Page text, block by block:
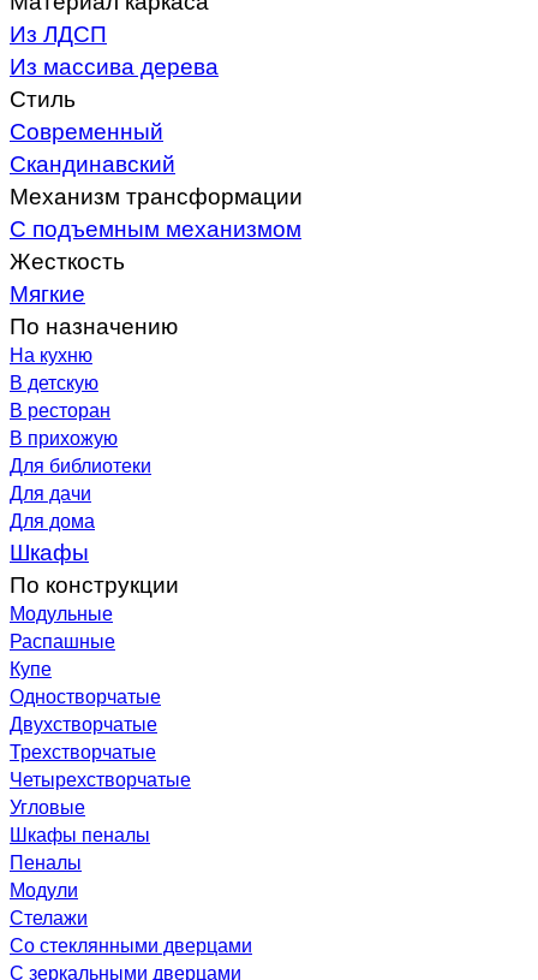
Из ЛДСП
Из массива дерева
Стиль
Современный
Скандинавский
Механизм трансформации
С подъемным механизмом
Жесткость
Мягкие
По назначению
На кухню
В детскую
В ресторан
В прихожую
Для библиотеки
Для дачи
Для дома
Шкафы
По конструкции
Модульные
Распашные
Купе
Одностворчатые
Двухстворчатые
Трехстворчатые
Четырехстворчатые
Угловые
Шкафы пеналы
Пеналы
Модули
Стелажи
Со стеклянными дверцами
С зеркальными дверцами